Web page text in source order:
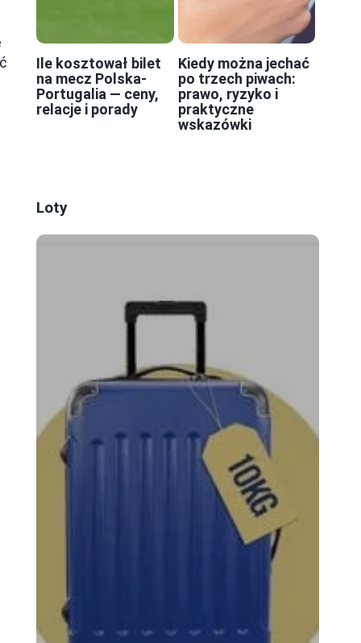
Ile kosztował bilet
na mecz Polska-
Portugalia — ceny,
relacje i porady
Kiedy można jechać
po trzech piwach:
prawo, ryzyko i
praktyczne
wskazówki
Loty